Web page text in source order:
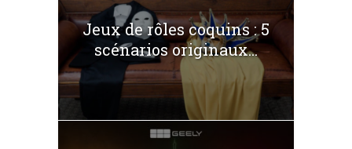
Jeux de rôles coquins : 5
scénarios originaux...